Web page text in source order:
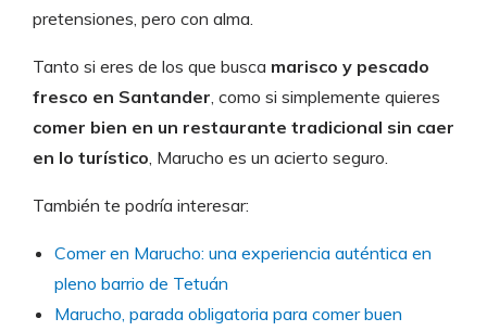
pretensiones, pero con alma.
Tanto si eres de los que busca marisco y pescado
fresco en Santander , como si simplemente quieres
comer bien en un restaurante tradicional sin caer
en lo turístico , Marucho es un acierto seguro.
También te podría interesar:
Comer en Marucho: una experiencia auténtica en
pleno barrio de Tetuán
Marucho, parada obligatoria para comer buen